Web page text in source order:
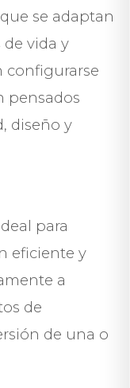
se adaptan
de vida y
configurarse
pensados
diseño y
para
eficiente y
a
de
de una o